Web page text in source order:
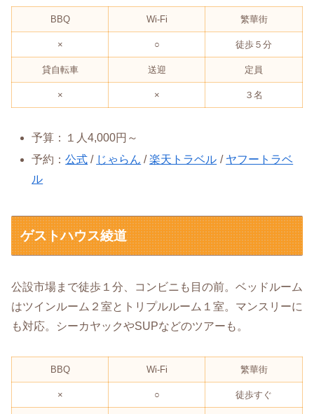
BBQ Wi-Fi 繁華街
× ○ 徒歩５分
貸自転車 送迎 定員
× × ３名
予算：１人4,000円～
予約：公式 / じゃらん /楽天トラベル / ヤフートラベ
ル
ゲストハウス綾道
公設市場まで徒歩１分、コンビニも目の前。ベッドルーム
はツインルーム２室とトリプルルーム１室。マンスリーに
も対応。シーカヤックやSUPなどのツアーも。
BBQ Wi-Fi 繁華街
× ○ 徒歩すぐ